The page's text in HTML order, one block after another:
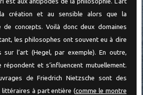
création et au sensible alors que la
de concepts. Voilà donc deux domaines
les philosophes ont souvent eu à dire
sur l’art (Hegel, par exemple). En outre,
et s’influencent mutuellement.
de Friedrich Nietzsche sont des
à part entière (comme le montre